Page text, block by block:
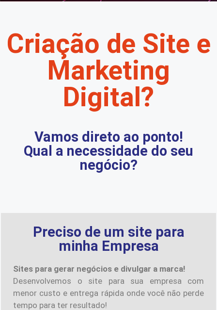
Criação de Site e
Marketing
Digital?
Vamos direto ao ponto!
Qual a necessidade do seu
negócio?
Preciso de um site para
minha Empresa
Sites para gerar negócios e divulgar a marca!
Desenvolvemos o site para sua empresa com
menor custo e entrega rápida onde você não perde
tempo para ter resultado!